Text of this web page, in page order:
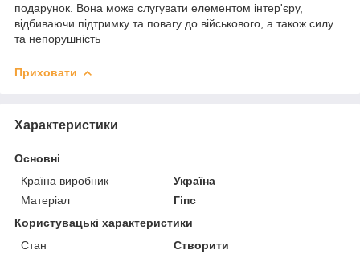
подарунок. Вона може слугувати елементом інтер'єру,
відбиваючи підтримку та повагу до військового, а також силу
та непорушність
Приховати
Характеристики
Основні
Країна виробник
Україна
Матеріал
Гіпс
Користувацькі характеристики
Стан
Створити